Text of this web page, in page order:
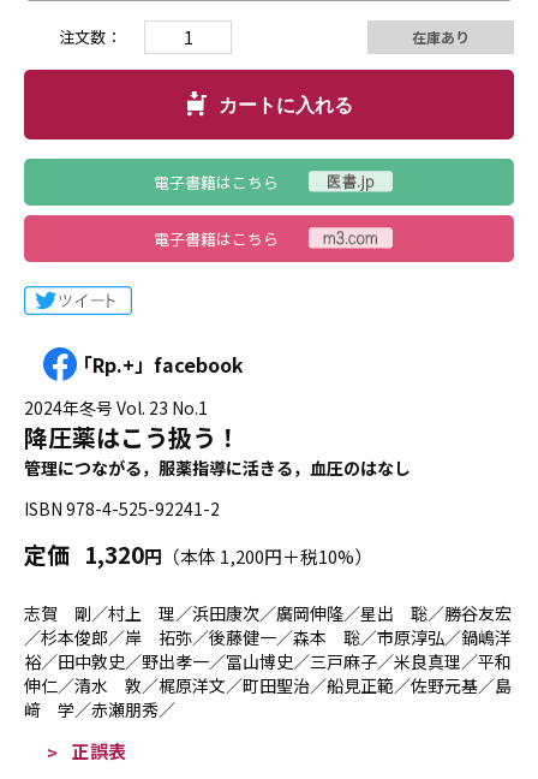
注文数： 在庫あり
カートに入れる
電子書籍はこちら
電子書籍はこちら
「Rp.+」facebook
2024年冬号 Vol. 23 No.1
降圧薬はこう扱う！
管理につながる，服薬指導に活きる，血圧のはなし
ISBN 978-4-525-92241-2
定価 1,320円 （本体 1,200円＋税10%）
志賀 剛／村上 理／浜田康次／廣岡伸隆／星出 聡／勝谷友宏
／杉本俊郎／岸 拓弥／後藤健一／森本 聡／市原淳弘／鍋嶋洋
裕／田中敦史／野出孝一／冨山博史／三戸麻子／米良真理／平和
伸仁／清水 敦／梶原洋文／町田聖治／船見正範／佐野元基／島
﨑 学／赤瀬朋秀／
正誤表